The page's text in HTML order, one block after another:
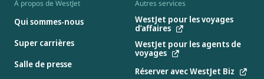
À propos de WestJet
Qui sommes-nous
Super carrières
Salle de presse
Autres services
WestJet pour les voyages
d’affaires
WestJet pour les agents de
voyages
Réserver avec WestJet Biz